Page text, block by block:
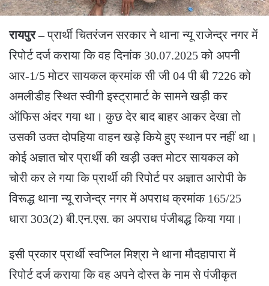
रायपुर– प्रार्थी चितरंजन सरकार ने थाना न्यू राजेन्द्र नगर में
रिपोर्ट दर्ज कराया कि वह दिनांक 30.07.2025 को अपनी
आर-1/5 मोटर सायकल क्रमांक सी जी 04 पी बी 7226 को
अमलीडीह स्थित स्वीगी इस्ट्रामार्ट के सामने खड़ी कर
ऑफिस अंदर गया था। कुछ देर बाद बाहर आकर देखा तो
उसकी उक्त दोपहिया वाहन खड़े किये हुए स्थान पर नहीं था।
कोई अज्ञात चोर प्रार्थी की खड़ी उक्त मोटर सायकल को
चोरी कर ले गया कि प्रार्थी की रिपोर्ट पर अज्ञात आरोपी के
विरूद्ध थाना न्यू राजेन्द्र नगर में अपराध क्रमांक 165/25
धारा 303(2) बी.एन.एस. का अपराध पंजीबद्ध किया गया।
इसी प्रकार प्रार्थी स्वप्निल मिश्रा ने थाना मौदहापारा में
रिपोर्ट दर्ज कराया कि वह अपने दोस्त के नाम से पंजीकृत